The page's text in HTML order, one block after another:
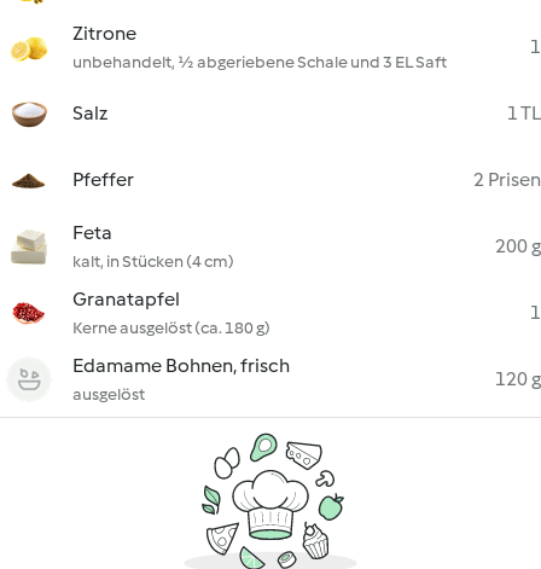
Zitrone
unbehandelt, ½ abgeriebene Schale und 3 EL Saft
1
Salz 1 TL
Pfeffer 2 Prisen
Feta
kalt, in Stücken (4 cm)
200 g
Granatapfel
Kerne ausgelöst (ca. 180 g)
1
Edamame Bohnen, frisch
ausgelöst
120 g